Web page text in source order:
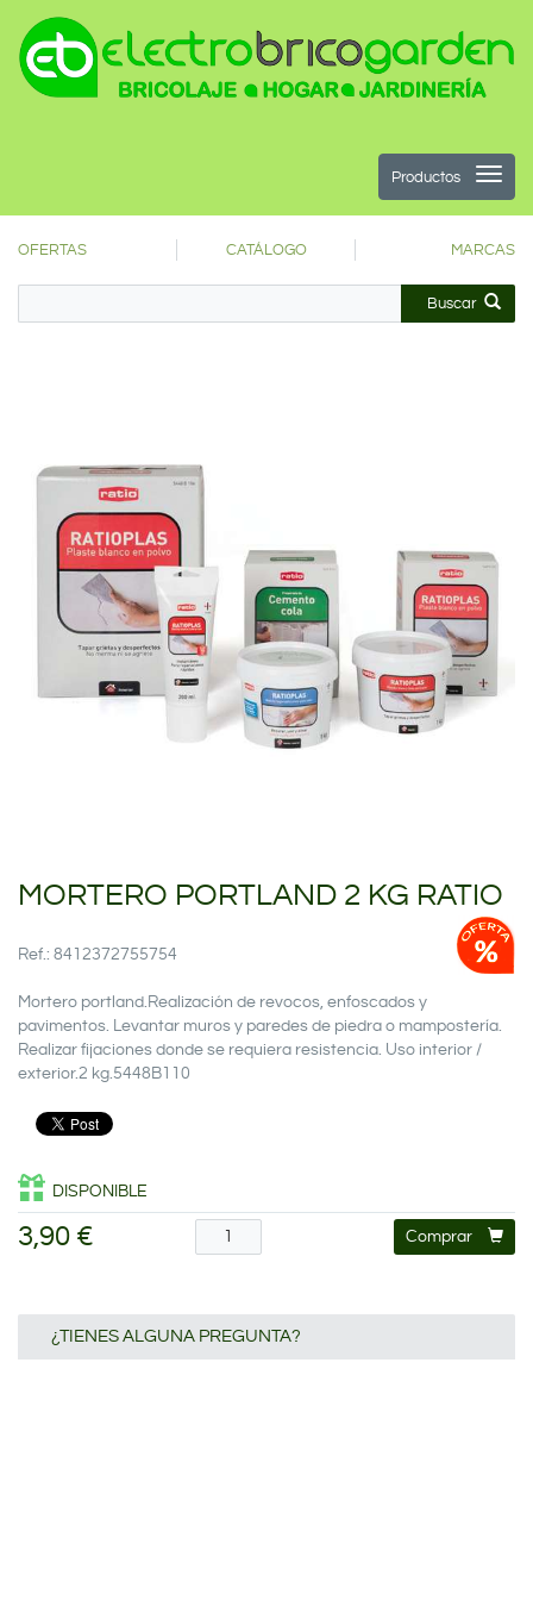
Productos
OFERTAS CATÁLOGO MARCAS
Buscar
MORTERO PORTLAND 2 KG RATIO
Ref.: 8412372755754
Mortero portland.Realización de revocos, enfoscados y
pavimentos. Levantar muros y paredes de piedra o mampostería.
Realizar fijaciones donde se requiera resistencia. Uso interior /
exterior.2 kg.5448B110
DISPONIBLE
3,90 € Comprar
¿TIENES ALGUNA PREGUNTA?